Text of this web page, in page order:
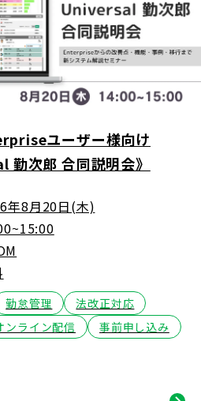
ユーザー様向け
勤次郎 合同説明会》
年8月20日(木)
勤怠管理
法改正対応
ンライン配信
事前申し込み